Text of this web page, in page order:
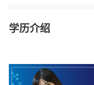
学历介绍